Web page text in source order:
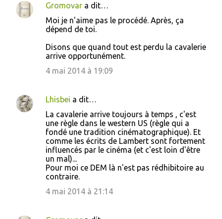
Gromovar a dit…
Moi je n'aime pas le procédé. Après, ça
dépend de toi.
Disons que quand tout est perdu la cavalerie
arrive opportunément.
4 mai 2014 à 19:09
Lhisbei a dit…
La cavalerie arrive toujours à temps , c'est
une règle dans le western US (règle qui a
fondé une tradition cinématographique). Et
comme les écrits de Lambert sont fortement
influencés par le cinéma (et c'est loin d'être
un mal)...
Pour moi ce DEM là n'est pas rédhibitoire au
contraire.
4 mai 2014 à 21:14